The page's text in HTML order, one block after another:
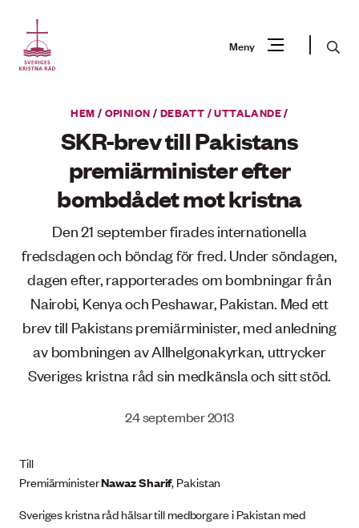
innehåll
Meny Sök
HEM / OPINION / DEBATT / UTTALANDE/
SKR-brev till Pakistans
premiärminister efter
bombdådet mot kristna
Den 21 september firades internationella
fredsdagen och böndag för fred. Under söndagen,
dagen efter, rapporterades om bombningar från
Nairobi, Kenya och Peshawar, Pakistan. Med ett
brev till Pakistans premiärminister, med anledning
av bombningen av Allhelgonakyrkan, uttrycker
Sveriges kristna råd sin medkänsla och sitt stöd.
24 september 2013
Till
PremiärministerNawaz Sharif, Pakistan
Sveriges kristna råd hälsar till medborgare i Pakistan med